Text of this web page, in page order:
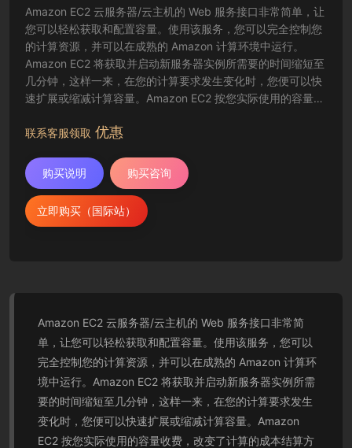
Amazon EC2 云服务器/云主机的 Web 服务接口非常简单，让
您可以轻松获取和配置容量。使用该服务，您可以完全控制您
的计算资源，并可以在成熟的 Amazon 计算环境中运行。
Amazon EC2 将获取并启动新服务器实例所需要的时间缩短至
几分钟，这样一来，在您的计算要求发生变化时，您便可以快
速扩展或缩减计算容量。Amazon EC2 按您实际使用的容量收
开发人员提供了创建故障恢复应用程序以及排除常见故障情况
联系客服领取 优惠
购买说明 购买咨询
立即购买（国际站）
Amazon EC2 云服务器/云主机的 Web 服务接口非常简
单，让您可以轻松获取和配置容量。使用该服务，您可以
完全控制您的计算资源，并可以在成熟的 Amazon 计算环
境中运行。Amazon EC2 将获取并启动新服务器实例所需
要的时间缩短至几分钟，这样一来，在您的计算要求发生
变化时，您便可以快速扩展或缩减计算容量。Amazon
EC2 按您实际使用的容量收费，改变了计算的成本结算方